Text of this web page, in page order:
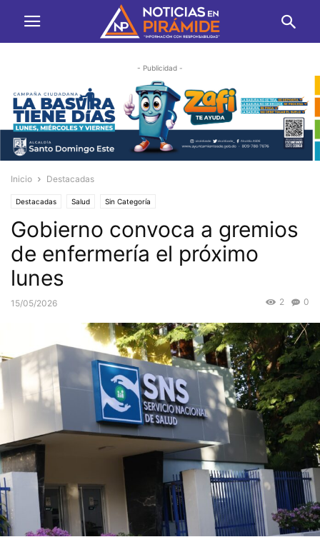
- Publicidad -
Inicio Destacadas
Destacadas Salud Sin Categoría
Gobierno convoca a gremios
de enfermería el próximo
lunes
15/05/2026 0
2